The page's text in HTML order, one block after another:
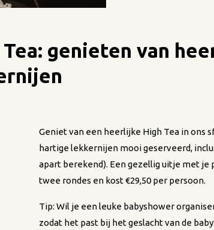
Tea: genieten van
Geniet van een heerlijke High Tea in ons
hartige lekkernijen mooi geserveerd,
apart berekend). Een gezellig uitje met
twee rondes en kost €29,50 per persoon.
Tip: Wil je een leuke babyshower
zodat het past bij het geslacht van de